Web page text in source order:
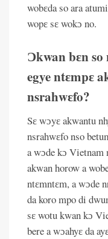
wobɛda so ara
wopɛ sɛ wokɔ no.
Ɔkwan bɛn so
egye ntɛmpɛ
nsrahwɛfo?
Sɛ wɔyɛ akwantu
nsrahwɛfo nso
a wɔde kɔ Vietnam
akwan horow a
ntɛmntɛm, a wɔde
da koro mpo di
sɛ wotu kwan kɔ
bere a wɔahyɛ da